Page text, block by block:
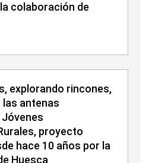
colaboración de
explorando rincones,
las antenas
proyecto
hace 10 años por la
Huesca